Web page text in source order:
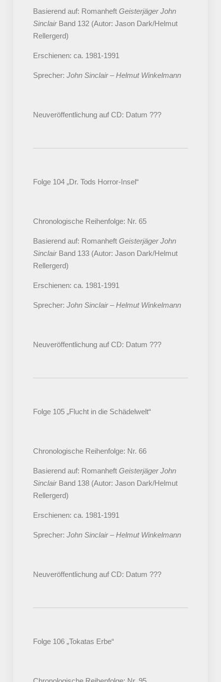
Basierend auf: Romanheft Geisterjäger John
SinclairBand 132 (Autor: Jason Dark/Helmut
Rellergerd)
Erschienen: ca. 1981-1991
Sprecher: John Sinclair – Helmut Winkelmann
Neuveröffentlichung auf CD: Datum ???
Folge 104 „Dr. Tods Horror-Insel“
Chronologische Reihenfolge: Nr. 65
Basierend auf: Romanheft Geisterjäger John
SinclairBand 133 (Autor: Jason Dark/Helmut
Rellergerd)
Erschienen: ca. 1981-1991
Sprecher: John Sinclair – Helmut Winkelmann
Neuveröffentlichung auf CD: Datum ???
Folge 105 „Flucht in die Schädelwelt“
Chronologische Reihenfolge: Nr. 66
Basierend auf: Romanheft Geisterjäger John
SinclairBand 138 (Autor: Jason Dark/Helmut
Rellergerd)
Erschienen: ca. 1981-1991
Sprecher: John Sinclair – Helmut Winkelmann
Neuveröffentlichung auf CD: Datum ???
Folge 106 „Tokatas Erbe“